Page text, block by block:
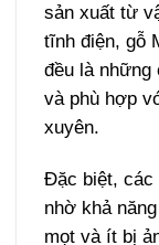
sản xuất từ
tĩnh điện, gỗ
đều là những
và phù hợp
xuyên.
Đặc biệt, các
nhờ khả
mọt và ít bị